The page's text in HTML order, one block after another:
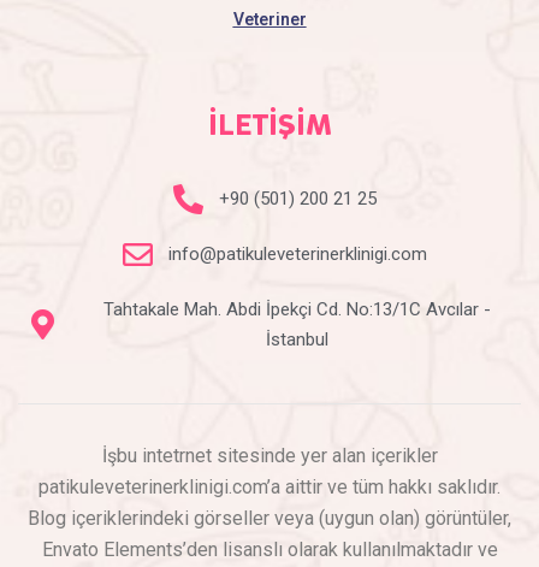
Veteriner
İLETİŞİM
+90 (501) 200 21 25
info@patikuleveterinerklinigi.com
Tahtakale Mah. Abdi İpekçi Cd. No:13/1C Avcılar -
İstanbul
İşbu intetrnet sitesinde yer alan içerikler
patikuleveterinerklinigi.com’a aittir ve tüm hakkı saklıdır.
Blog içeriklerindeki görseller veya (uygun olan) görüntüler,
Envato Elements’den lisanslı olarak kullanılmaktadır ve